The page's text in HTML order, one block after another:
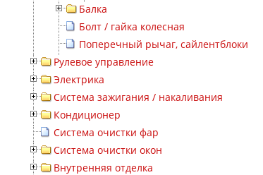
Балка
Болт / гайка колесная
Поперечный рычаг, сайлентблоки
Рулевое управление
Электрика
Система зажигания / накаливания
Кондиционер
Система очистки фар
Система очистки окон
Внутренняя отделка